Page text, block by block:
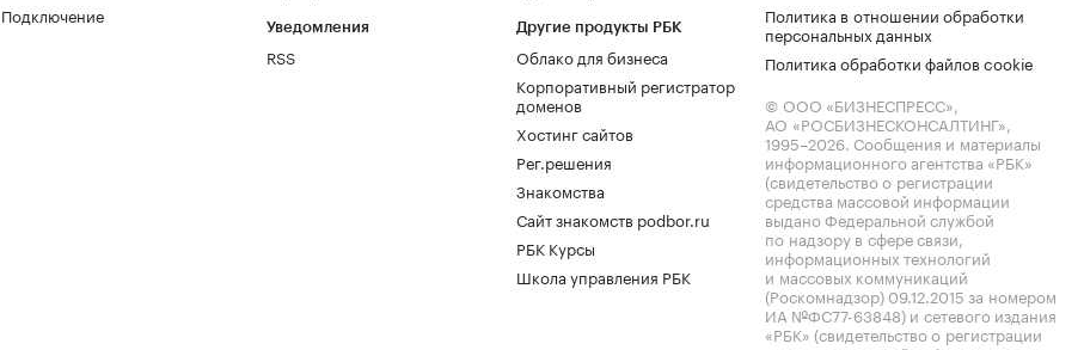
Подключение
Уведомления
RSS
Другие продукты РБК
Облако для бизнеса
Корпоративный регистратор
доменов
Хостинг сайтов
Рег.решения
Знакомства
Сайт знакомств podbor.ru
РБК Курсы
Школа управления РБК
Политика в отношении обработки
персональных данных
Политика обработки файлов cookie
© ООО «БИЗНЕСПРЕСС»,
АО «РОСБИЗНЕСКОНСАЛТИНГ»,
1995–2026. Сообщения и материалы
информационного агентства «РБК»
(свидетельство о регистрации
средства массовой информации
выдано Федеральной службой
по надзору в сфере связи,
информационных технологий
и массовых коммуникаций
(Роскомнадзор) 09.12.2015 за номером
ИА №ФС77-63848) и сетевого издания
«РБК» (свидетельство о регистрации